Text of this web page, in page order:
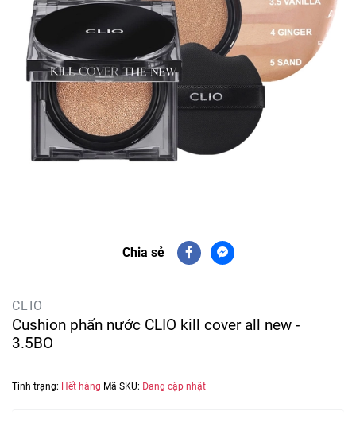
Chia sẻ
CLIO
Cushion phấn nước CLIO kill cover all new -
3.5BO
Tình trạng: Hết hàng Mã SKU: Đang cập nhật